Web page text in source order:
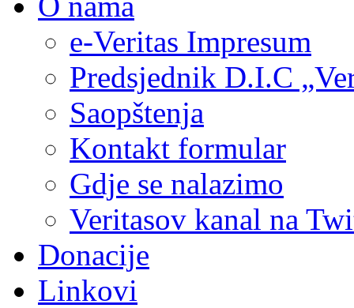
e-Veritas Impresum
Predsjednik D.I.C
Saopštenja
Kontakt formular
Gdje se nalazimo
Veritasov kanal na
Donacije
Linkovi